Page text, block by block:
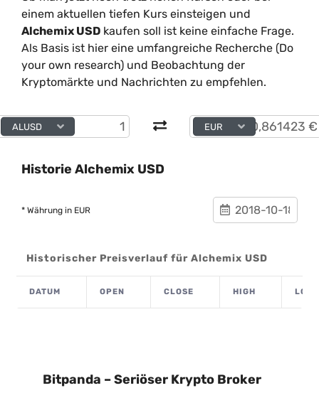
einem aktuellen tiefen Kurs einsteigen und
Alchemix USD kaufen soll ist keine einfache Frage.
Als Basis ist hier eine umfangreiche Recherche (Do
your own research) und Beobachtung der
Kryptomärkte und Nachrichten zu empfehlen.
ALUSD EUR
Historie Alchemix USD
* Währung in EUR
Historischer Preisverlauf für Alchemix USD
DATUM OPEN CLOSE HIGH LOW
Bitpanda – Seriöser Krypto Broker